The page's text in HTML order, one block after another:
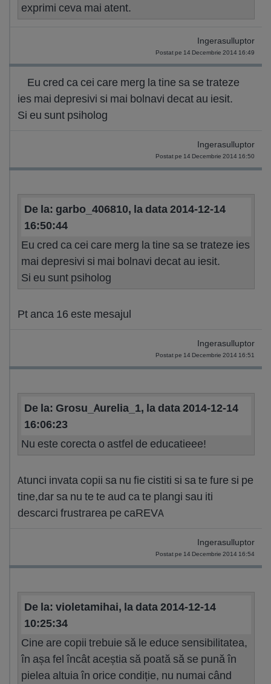
exprimi ceva mai atent.
Ingerasulluptor
Postat pe 14 Decembrie 2014 16:49
Eu cred ca cei care merg la tine sa se trateze
ies mai depresivi si mai bolnavi decat au iesit.
Si eu sunt psiholog
Ingerasulluptor
Postat pe 14 Decembrie 2014 16:50
De la: garbo_406810, la data 2014-12-14
16:50:44
Eu cred ca cei care merg la tine sa se trateze ies
mai depresivi si mai bolnavi decat au iesit.
Si eu sunt psiholog
Pt anca 16 este mesajul
Ingerasulluptor
Postat pe 14 Decembrie 2014 16:51
De la: Grosu_Aurelia_1, la data 2014-12-14
16:06:23
Nu este corecta o astfel de educatieee!
Atunci invata copii sa nu fie cistiti si sa te fure si pe
tine,dar sa nu te te aud ca te plangi sau iti
descarci frustrarea pe caREVA
Ingerasulluptor
Postat pe 14 Decembrie 2014 16:54
De la: violetamihai, la data 2014-12-14
10:25:34
Cine are copii trebuie să le educe sensibilitatea,
în așa fel încât aceștia să poată să se pună în
pielea altuia în orice condiție, nu numai când